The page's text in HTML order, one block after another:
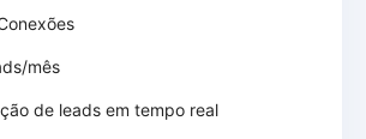
mês
de leads em tempo real